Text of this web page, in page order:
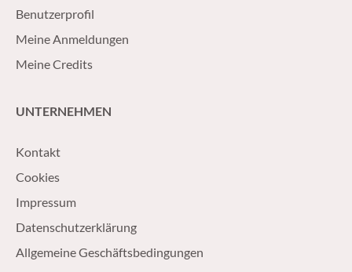
Benutzerprofil
Meine Anmeldungen
Meine Credits
UNTERNEHMEN
Kontakt
Cookies
Impressum
Datenschutzerklärung
Allgemeine Geschäftsbedingungen